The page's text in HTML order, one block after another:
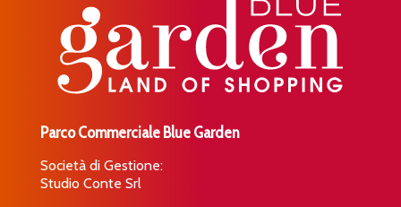
Parco Commerciale Blue Garden
Società di Gestione:
Studio Conte Srl